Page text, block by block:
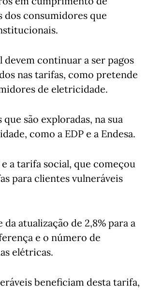
consumidores que
devem continuar a ser pagos
nas tarifas, como pretende
de eletricidade.
são exploradas, na sua
como a EDP e a Endesa.
a tarifa social, que começou
para clientes vulneráveis
atualização de 2,8% para a
e o número de
elétricas.
beneficiam desta tarifa,